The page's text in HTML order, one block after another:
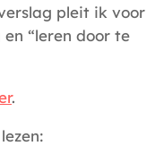
pleit ik voor
“leren door te
.